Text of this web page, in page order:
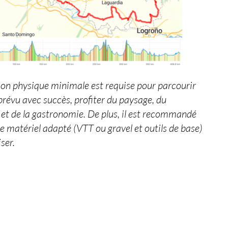
physique minimale est requise pour parcourir
avec succès, profiter du paysage, du
de la gastronomie. De plus, il est recommandé
matériel adapté (VTT ou gravel et outils de base)